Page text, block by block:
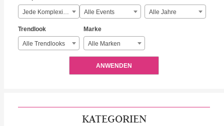
Jede Komplexität Alle Events Alle Jahre
Trendlook
Alle Trendlooks
Marke
Alle Marken
ANWENDEN
KATEGORIEN